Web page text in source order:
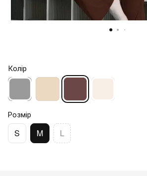
Колір
Розмір
S M L